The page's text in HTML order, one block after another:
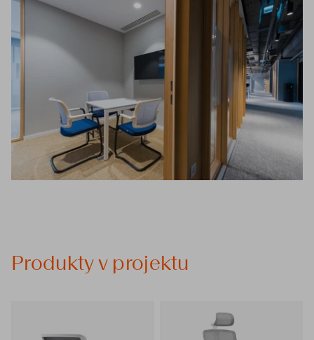
Produkty v projektu